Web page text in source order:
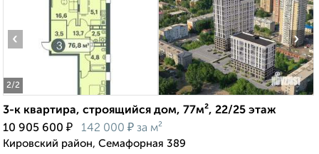
2/2
‹ ›
3-к квартира, строящийся дом, 77м², 22/25 этаж
10 905 600 ₽ 142 000 ₽ за м²
Кировский район, Семафорная 389